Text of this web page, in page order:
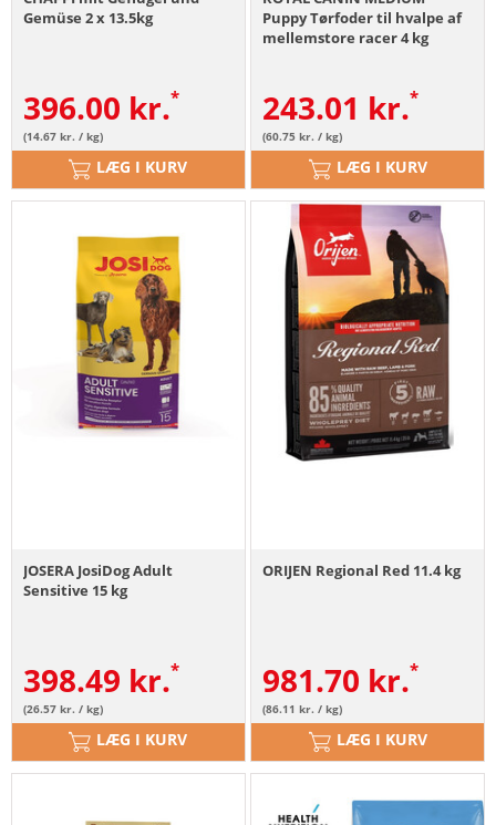
Gemüse 2 x 13.5kg
396.00 kr.
(14.67 kr. / kg)
LÆG I KURV
Puppy Tørfoder til hvalpe af
mellemstore racer 4 kg
243.01 kr.
(60.75 kr. / kg)
LÆG I KURV
JOSERA JosiDog Adult
Sensitive 15 kg
398.49 kr.
(26.57 kr. / kg)
LÆG I KURV
ORIJEN Regional Red 11.4 kg
981.70 kr.
(86.11 kr. / kg)
LÆG I KURV